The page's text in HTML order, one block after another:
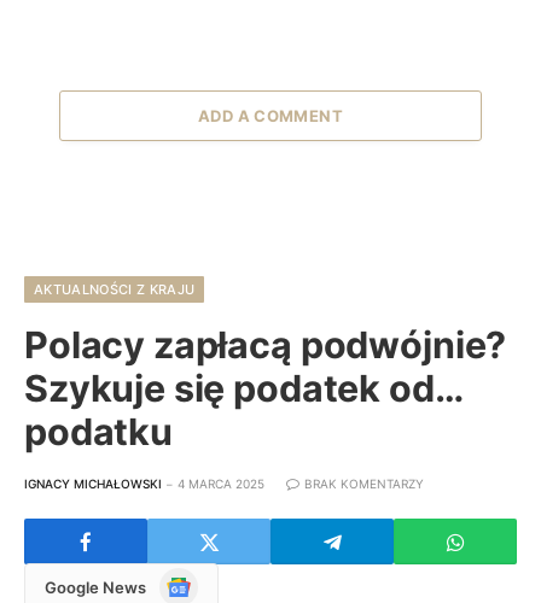
ADD A COMMENT
AKTUALNOŚCI Z KRAJU
Polacy zapłacą podwójnie?
Szykuje się podatek od…
podatku
IGNACY MICHAŁOWSKI 4 MARCA 2025 BRAK KOMENTARZY
Google News
Google